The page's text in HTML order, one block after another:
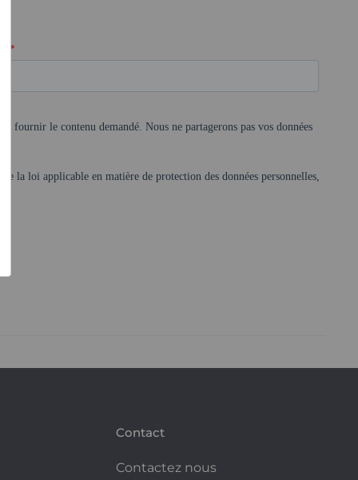
Contact
Contactez nous